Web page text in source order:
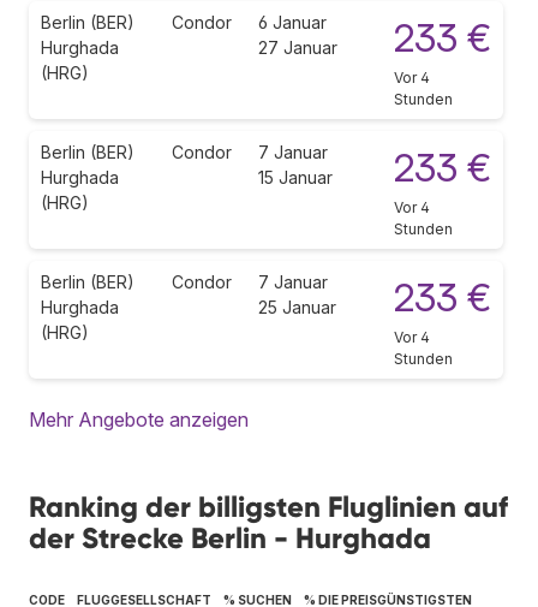
Berlin (BER)
Hurghada
(HRG)
Condor
6 Januar
27 Januar
233 €
Vor 4
Stunden
Berlin (BER)
Hurghada
(HRG)
Condor
7 Januar
15 Januar
233 €
Vor 4
Stunden
Berlin (BER)
Hurghada
(HRG)
Condor
7 Januar
25 Januar
233 €
Vor 4
Stunden
Mehr Angebote anzeigen
Ranking der billigsten Fluglinien auf
der Strecke Berlin - Hurghada
CODE FLUGGESELLSCHAFT % SUCHEN % DIE PREISGÜNSTIGSTEN